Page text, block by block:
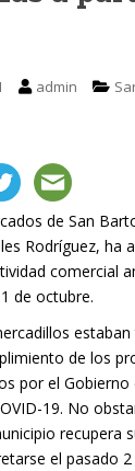
admin
de San
Rodríguez, ha
comercial
de octubre.
de los
por el Gobierno
19. No
recupera
el pasado